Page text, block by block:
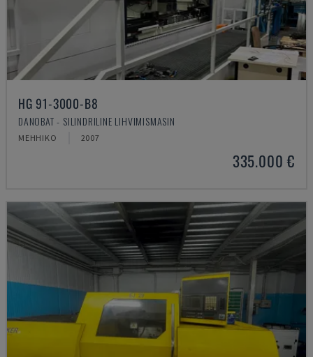
HG 91-3000-B8
DANOBAT - SILINDRILINE LIHVIMISMASIN
MEHHIKO 2007
335.000 €